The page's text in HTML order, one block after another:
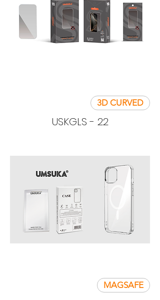
3D CURVED
USKGLS - 22
MAGSAFE